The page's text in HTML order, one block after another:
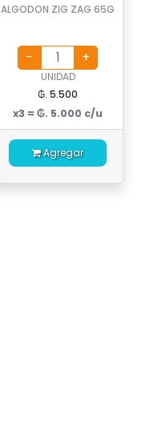
ALGODON ZIG ZAG 65G
UNIDAD
₲. 5.500
x3 = ₲. 5.000 c/u
Agregar